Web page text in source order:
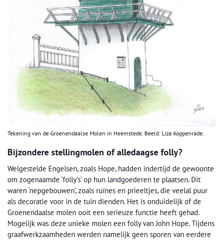
Tekening van de Groenendaalse Molen in Heemstede. Beeld: Liza Koppenrade.
Bijzondere stellingmolen of alledaagse folly?
Welgestelde Engelsen, zoals Hope, hadden indertijd de gewoonte
om zogenaamde ‘folly’s’ op hun landgoederen te plaatsen. Dit
waren ‘nepgebouwen’, zoals ruïnes en prieeltjes, die veelal puur
als decoratie voor in de tuin dienden. Het is onduidelijk of de
Groenendaalse molen ooit een serieuze functie heeft gehad.
Mogelijk was deze unieke molen een folly van John Hope. Tijdens
graafwerkzaamheden werden namelijk geen sporen van eerdere